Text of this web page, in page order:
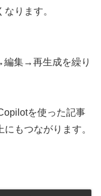
ります。
編集→再生成を繰り
を使った記事
もつながります。